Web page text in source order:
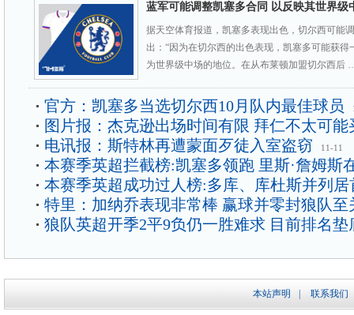
蓝军可能调整凯塞多合同 以反映其世界级
据天空体育报道，凯塞多表现出色，切尔西可能
出：“因为在切尔西的出色表现，凯塞多可能获得
为世界级中场的地位。在从布莱顿加盟切尔西
官方：凯塞多当选切尔西10月队内最佳球员
图片报：杰克逊出场时间有限 拜仁不太可能
电讯报：斯特林再遭蒙面歹徒入室盗窃
11-11
本赛季英超拦截榜:凯塞多领跑 里斯·詹姆斯
本赛季英超成功过人榜:多库、库杜斯并列居
特里：加纳乔表现非常棒 赢球并零封狼队至
狼队英超开季2平9负仍一胜难求 目前排名垫
本站声明 联系我们